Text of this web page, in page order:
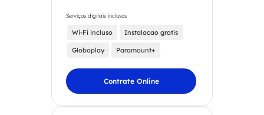
Serviços digitais inclusos
Wi-Fi incluso Instalacao gratis
Globoplay Paramount+
Contrate Online